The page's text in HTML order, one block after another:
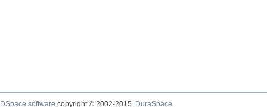
DSpace software copyright © 2002-2015
DuraSpace